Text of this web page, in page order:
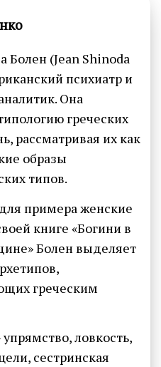
(Jean Shinoda
психиатр и
Она
греческих
рассматривая их как
образы
типов.
примера женские
книге «Богини в
Болен выделяет
греческим
ловкость,
сестринская